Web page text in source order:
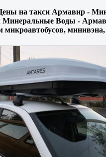
на такси Армавир -
Минеральные Воды -
микроавтобусов, минивэна,